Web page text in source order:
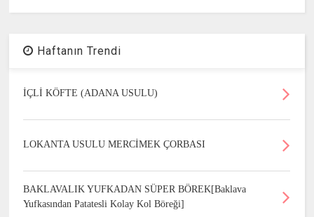
Haftanın Trendi
İÇLİ KÖFTE (ADANA USULU)
LOKANTA USULU MERCİMEK ÇORBASI
BAKLAVALIK YUFKADAN SÜPER BÖREK[Baklava
Yufkasından Patatesli Kolay Kol Böreği]